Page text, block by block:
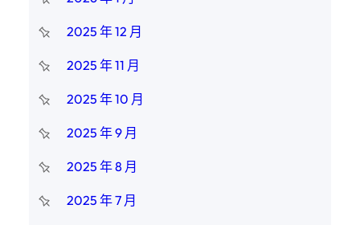
2025 年 12 月
2025 年 11 月
2025 年 10 月
2025 年 9 月
2025 年 8 月
2025 年 7 月